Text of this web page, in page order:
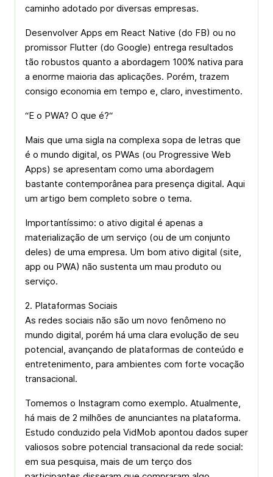
caminho adotado por diversas empresas.
Desenvolver Apps em React Native (do FB) ou no
promissor Flutter (do Google) entrega resultados
tão robustos quanto a abordagem 100% nativa para
a enorme maioria das aplicações. Porém, trazem
consigo economia em tempo e, claro, investimento.
“E o PWA? O que é?“
Mais que uma sigla na complexa sopa de letras que
é o mundo digital, os PWAs (ou Progressive Web
Apps) se apresentam como uma abordagem
bastante contemporânea para presença digital. Aqui
um artigo bem completo sobre o tema.
Importantíssimo: o ativo digital é apenas a
materialização de um serviço (ou de um conjunto
deles) de uma empresa. Um bom ativo digital (site,
app ou PWA) não sustenta um mau produto ou
serviço.
2. Plataformas Sociais
As redes sociais não são um novo fenômeno no
mundo digital, porém há uma clara evolução de seu
potencial, avançando de plataformas de conteúdo e
entretenimento, para ambientes com forte vocação
transacional.
Tomemos o Instagram como exemplo. Atualmente,
há mais de 2 milhões de anunciantes na plataforma.
Estudo conduzido pela VidMob apontou dados super
valiosos sobre potencial transacional da rede social:
em sua pesquisa, mais de um terço dos